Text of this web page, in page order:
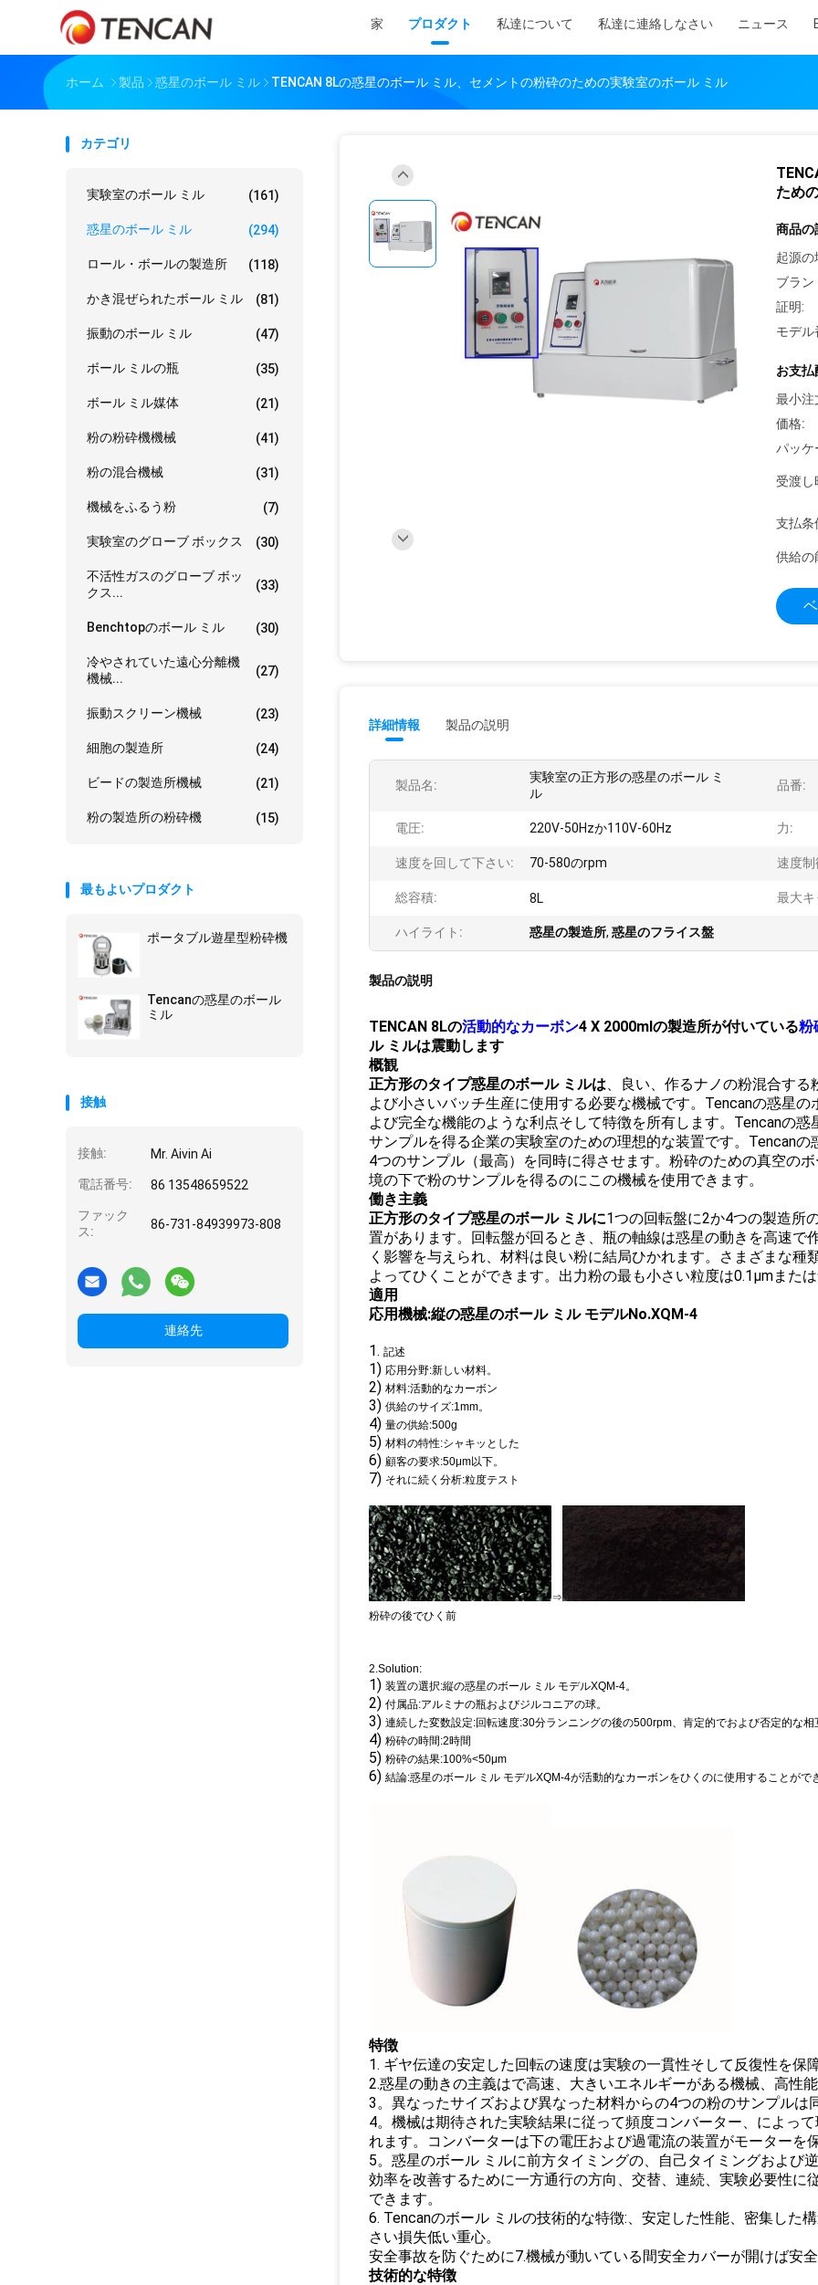
家 プロダクト 私達について 私達に連絡しなさい ニュース
ホーム 製品 惑星のボール ミル TENCAN 8Lの惑星のボール ミル、セメントの粉砕のための実験室のボール ミル
カテゴリ
実験室のボール ミル (161)
惑星のボール ミル (294)
ロール・ボールの製造所 (118)
かき混ぜられたボール ミル (81)
振動のボール ミル (47)
ボール ミルの瓶 (35)
ボール ミル媒体 (21)
粉の粉砕機機械 (41)
粉の混合機械 (31)
機械をふるう粉 (7)
実験室のグローブ ボックス (30)
不活性ガスのグローブ ボッ
クス...
(33)
Benchtopのボール ミル (30)
冷やされていた遠心分離機
機械...
(27)
振動スクリーン機械 (23)
細胞の製造所 (24)
ビードの製造所機械 (21)
粉の製造所の粉砕機 (15)
最もよいプロダクト
ポータブル遊星型粉砕機
Tencanの惑星のボール
ミル
接触
接触: Mr. Aivin Ai
電話番号: 86 13548659522
ファック
ス:
86-731-84939973-808
連絡先
ため
商品の
起源の
ブラン
証明:
モデル
お支払
最小注
価格:
パッケ
受渡し
支払条
供給の
詳細情報 製品の説明
製品名:
実験室の正方形の惑星のボール ミ
ル
品番:
電圧: 220V-50Hzか110V-60Hz 力:
速度を回して下さい: 70-580のrpm 速度制
総容積: 8L 最大キ
ハイライト: 惑星の製造所, 惑星のフライス盤
製品の説明
TENCAN 8Lの活動的なカーボン4 X 2000mlの製造所が付いている粉
ル ミルは震動します
概観
正方形のタイプ惑星のボール ミルは、良い、作るナノの粉混合す
よび小さいバッチ生産に使用する必要な機械です。Tencanの惑星
よび完全な機能のような利点そして特徴を所有します。Tencanの
サンプルを得る企業の実験室のための理想的な装置です。Tencanの
4つのサンプル（最高）を同時に得させます。粉砕のための真空の
境の下で粉のサンプルを得るのにこの機械を使用できます。
働き主義
正方形のタイプ惑星のボール ミルに1つの回転盤に2か4つの製造所
置があります。回転盤が回るとき、瓶の軸線は惑星の動きを高速で
く影響を与えられ、材料は良い粉に結局ひかれます。さまざまな
よってひくことができます。出力粉の最も小さい粒度は0.1μmまた
適用
応用機械:縦の惑星のボール ミル モデルNo.XQM-4
1. 記述
1) 応用分野:新しい材料。
2) 材料:活動的なカーボン
3) 供給のサイズ:1mm。
4) 量の供給:500g
5) 材料の特性:シャキッとした
6) 顧客の要求:50μm以下。
7) それに続く分析:粒度テスト
⇒
粉砕の後でひく前
2.Solution:
1) 装置の選択:縦の惑星のボール ミル モデルXQM-4。
2) 付属品:アルミナの瓶およびジルコニアの球。
3) 連続した変数設定:回転速度:30分ランニングの後の500rpm、肯定的でおよび否定的な相
4) 粉砕の時間:2時間
5) 粉砕の結果:100%<50μm
6) 結論:惑星のボール ミル モデルXQM-4が活動的なカーボンをひくのに使用することがで
特徴
1. ギヤ伝達の安定した回転の速度は実験の一貫性そして反復性を保
2.惑星の動きの主義はで高速、大きいエネルギーがある機械、高性
3。異なったサイズおよび異なった材料からの4つの粉のサンプルは
4。機械は期待された実験結果に従って頻度コンバーター、によっ
れます。コンバーターは下の電圧および過電流の装置がモーターを
5。惑星のボール ミルに前方タイミングの、自己タイミングおよび
効率を改善するために一方通行の方向、交替、連続、実験必要性に
できます。
6. Tencanのボール ミルの技術的な特徴:、安定した性能、密集した
さい損失低い重心。
安全事故を防ぐために7.機械が動いている間安全カバーが開けば安
技術的な特徴